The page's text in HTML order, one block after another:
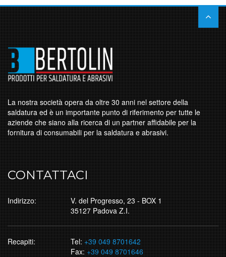
La nostra società opera da oltre 30 anni nel settore della
saldatura ed è un importante punto di riferimento per tutte le
aziende che siano alla ricerca di un partner affidabile per la
fornitura di consumabili per la saldatura e abrasivi.
CONTATTACI
Indirizzo:
V. del Progresso, 23 - BOX 1
35127 Padova Z.I.
Recapiti: Tel:+39 049 8701642
Fax:+39 049 8701646